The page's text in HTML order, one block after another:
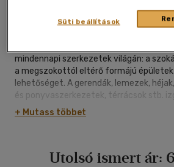
puhatáblás, ragasztókötött|
mindennapi szerkezetek világán: a
a megszokottól eltérő formájú
lehetőséget. A gerendák, lemezek,
és ponyvaszerkezetek, térrácsok stb.
vezetnek be a könyv fejezetei sok
elmondottakat.
segédanyag. A sok számításokkal
+ Mutass többet
Utolsó ismert ár:
Süti beállítások